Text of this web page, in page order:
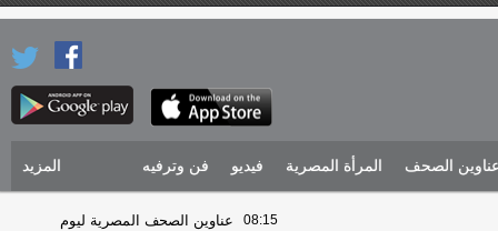
الصحف المرأة المصرية فيديو فن وترفيه المزيد
08:15
عناوين الصحف المصرية ليوم